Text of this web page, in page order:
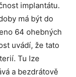
implantátu.
má být do
64 ohebných
uvádí, že tato
Tu lze
a bezdrátově